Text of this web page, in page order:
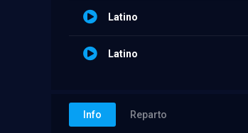
Latino
Latino
Info Reparto